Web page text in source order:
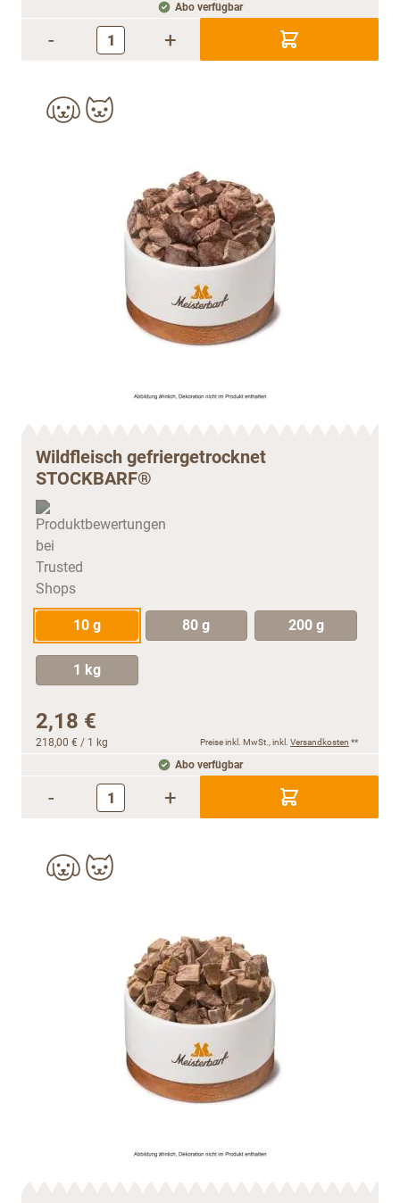
Abo verfügbar
- +
Wildfleisch gefriergetrocknet
STOCKBARF®
10 g 80 g 200 g
1 kg
2,18 €
218,00 € / 1 kg Preise inkl. MwSt., inkl. Versandkosten **
Abo verfügbar
- +